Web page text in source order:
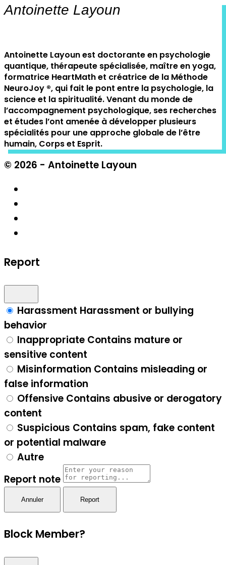
Antoinette Layoun
Antoinette Layoun est doctorante en psychologie
quantique, thérapeute spécialisée, maître en yoga,
formatrice HeartMath et créatrice de la Méthode
NeuroJoy ®️, qui fait le pont entre la psychologie, la
science et la spiritualité. Venant du monde de
l’accompagnement psychologique, ses recherches
et études l’ont amenée à développer plusieurs
spécialités pour une approche globale de l’être
humain, Corps et Esprit.
© 2026 - Antoinette Layoun
Report
Harassment Harassment or bullying
behavior
Inappropriate Contains mature or
sensitive content
Misinformation Contains misleading or
false information
Offensive Contains abusive or derogatory
content
Suspicious Contains spam, fake content
or potential malware
Autre
Report note
Report
Block Member?